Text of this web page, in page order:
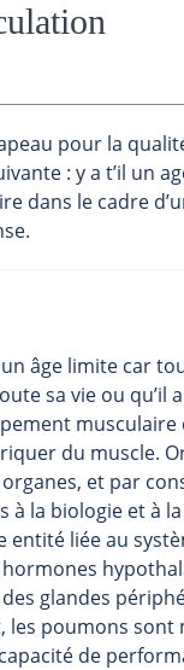
pour la
: y a t’il un
dans le cadre
âge limite car
sa vie ou
du muscle.
et par
à la biologie et à
entité liée au
hormones
glandes
les poumons sont
de